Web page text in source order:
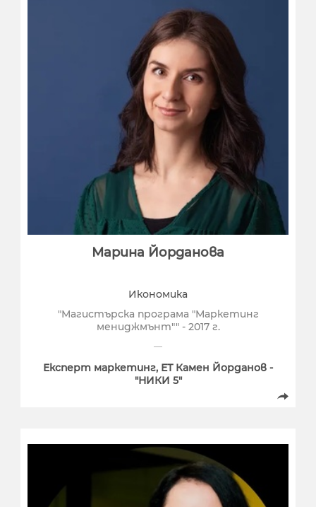

Марина Йорданова
Икономика
"Магистърска програма "Маркетинг
мениджмънт"" - 2017 г.
Експерт маркетинг, ЕТ Камен Йорданов -
"НИКИ 5"